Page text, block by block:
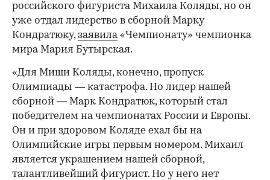
российского фигуриста Михаила Коляды, но он
уже отдал лидерство в сборной Марку
Кондратюку,заявила«Чемпионату» чемпионка
мира Мария Бутырская.
«Для Миши Коляды, конечно, пропуск
Олимпиады — катастрофа. Но лидер нашей
сборной — Марк Кондратюк, который стал
победителем на чемпионатах России и Европы.
Он и при здоровом Коляде ехал бы на
Олимпийские игры первым номером. Михаил
является украшением нашей сборной,
талантливейший фигурист. Но у него нет